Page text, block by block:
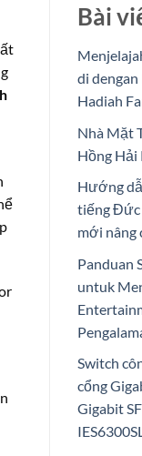
Bài
di dengan
Hadiah
Nhà Mặt
Hồng Hải
Hướng
tiếng Đức
mới nâng
Panduan
untuk
Switch
cổng
Gigabit